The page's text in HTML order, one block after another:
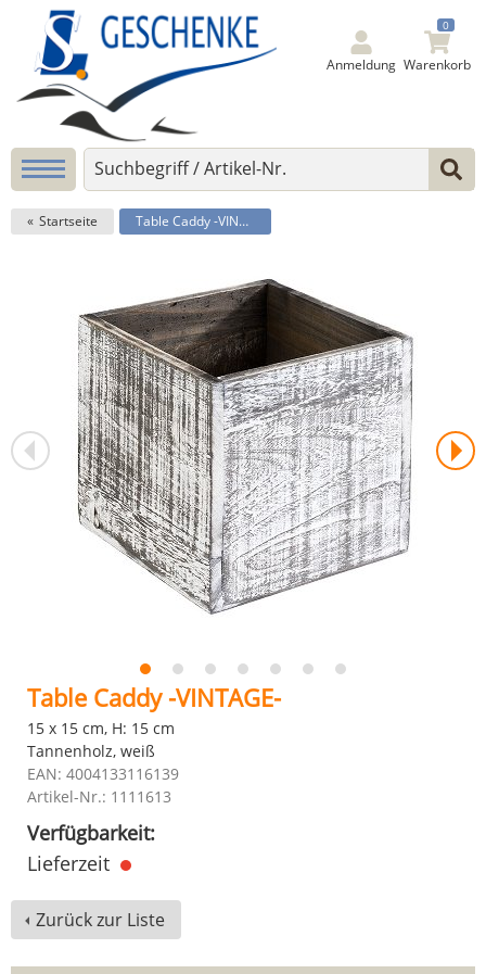
Anmeldung
0
Warenkorb
Startseite Table Caddy -VINTAGE-
Table Caddy -VINTAGE-
15 x 15 cm, H: 15 cm
Tannenholz, weiß
EAN: 4004133116139
Artikel-Nr.: 1111613
Verfügbarkeit:
Lieferzeit
Zurück zur Liste